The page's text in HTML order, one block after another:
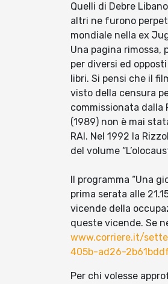
Quelli di Debre
altri ne furono
mondiale nella ex
Una pagina
per diversi ed
libri. Si pensi che il
visto della censura
commissionata dalla
(1989) non è mai
RAI. Nel 1992 la
del volume
Il programma “Una
prima serata alle
vicende della
queste vicende. Se
www.corriere.it/
405b-ad26-
Per chi volesse